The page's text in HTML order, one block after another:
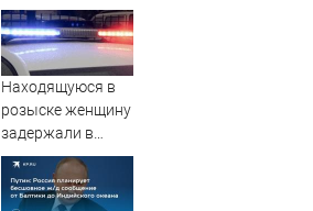
курганском ЗАГСе
назвали самые
редкие имена за
2026 год
Находящуюся в
розыске женщину
задержали в
Мурманске